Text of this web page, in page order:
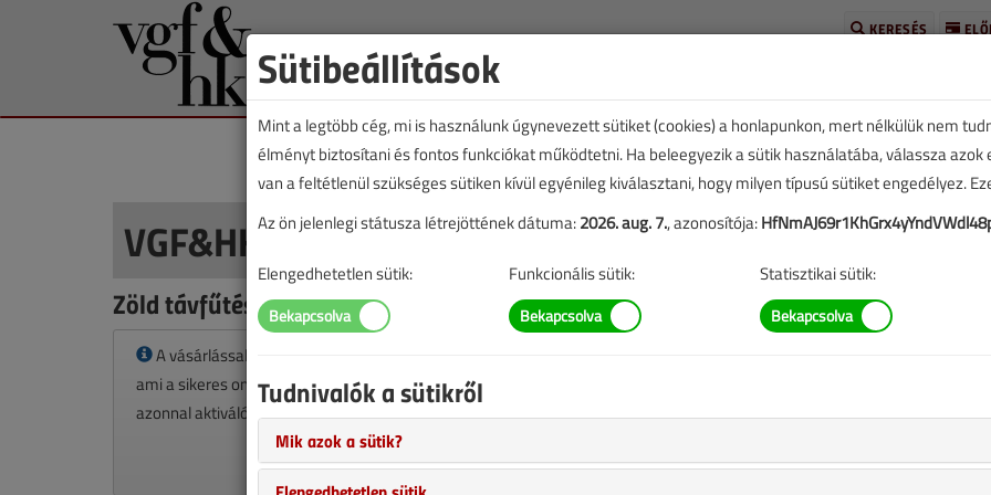
KERESÉS
VGF&HKL cikkvásárlás
Zöld távfűtés Leibnitzben című cikk vásárlása
A vásárlással korlátlan hozzáférést kap a cikkhez,
ami a sikeres online elektronikus fizetést követően
azonnal aktiválódik. A hozzáférése nem évül el.
Sütibeállítások
Mint a legtöbb cég, mi is használunk úgynevezett sütiket (cookies) a honlapunkon, mert nélkülük nem
élményt biztosítani és fontos funkciókat működtetni. Ha beleegyezik a sütik használatába, válassza azok
van a feltétlenül szükséges sütiken kívül egyénileg kiválasztani, hogy milyen típusú sütiket engedélyez.
Az ön jelenlegi státusza létrejöttének dátuma:2026. aug. 7., azonosítója:
Elengedhetetlen sütik: Funkcionális sütik: Statisztikai sütik:
Tudnivalók a sütikről
Mik azok a sütik?